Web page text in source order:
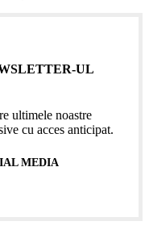
UL
ultimele noastre
cu acces anticipat.
MEDIA